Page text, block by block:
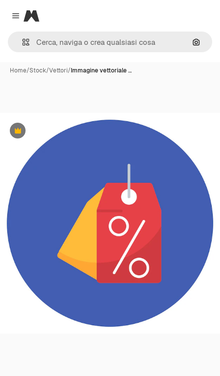
Close menu
Magnific
Cerca
Home/Stock/Vettori/Immagine vettoriale …
Premium